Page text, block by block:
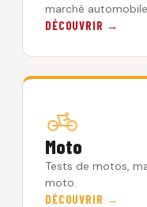
marché
DÉCOUVRIR →
Moto
Tests de motos,
moto.
DÉCOUVRIR →